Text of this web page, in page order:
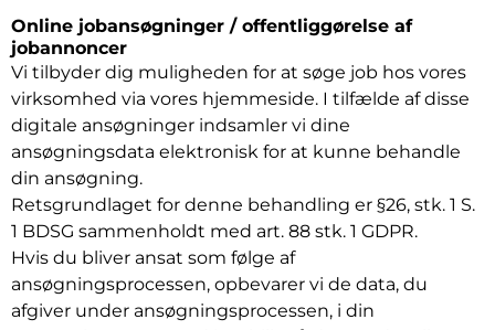
Online jobansøgninger / offentliggørelse af
jobannoncer
Vi tilbyder dig muligheden for at søge job hos vores
virksomhed via vores hjemmeside. I tilfælde af disse
digitale ansøgninger indsamler vi dine
ansøgningsdata elektronisk for at kunne behandle
din ansøgning.
Retsgrundlaget for denne behandling er §26, stk. 1 S.
1 BDSG sammenholdt med art. 88 stk. 1 GDPR.
Hvis du bliver ansat som følge af
ansøgningsprocessen, opbevarer vi de data, du
afgiver under ansøgningsprocessen, i din